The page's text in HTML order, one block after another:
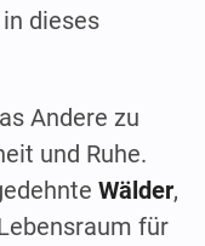
dieses
Andere zu
und Ruhe.
Wälder,
für